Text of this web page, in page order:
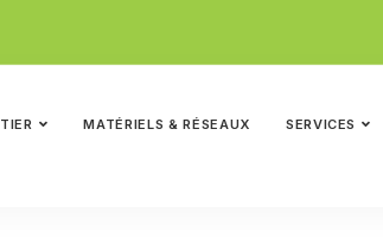
MATÉRIELS & RÉSEAUX SERVICES